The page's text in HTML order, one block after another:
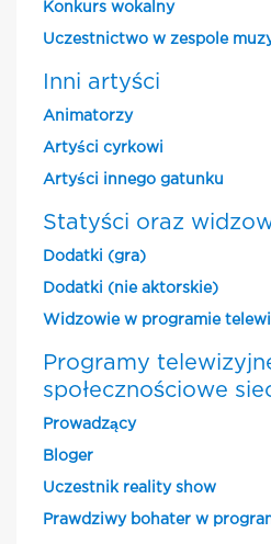
Konkurs wokalny
Uczestnictwo w zespole
Inni artyści
Animatorzy
Artyści cyrkowi
Artyści innego gatunku
Statyści oraz
Dodatki (gra)
Dodatki (nie aktorskie)
Widzowie w programie
Programy
społecznościowe
Prowadzący
Bloger
Uczestnik reality show
Prawdziwy bohater w